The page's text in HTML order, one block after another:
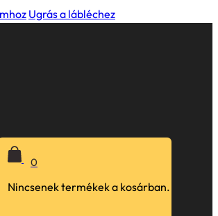
Ugrás a lábléchez
0
Nincsenek termékek a kosárban.